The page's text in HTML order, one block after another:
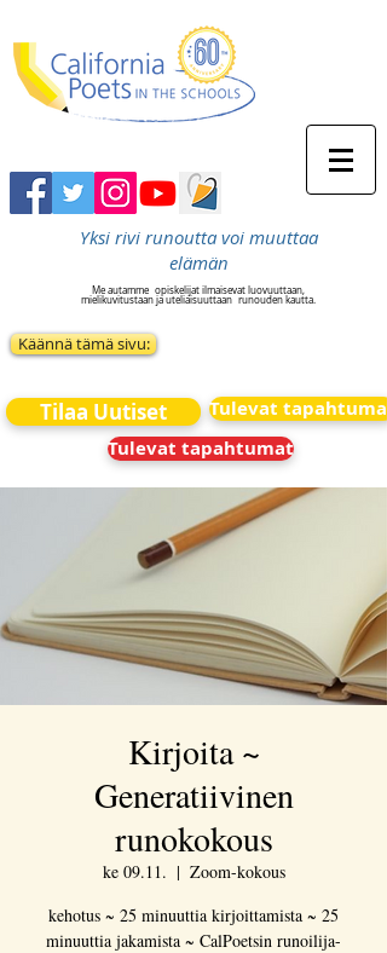
Yksi rivi runoutta voi muuttaa
elämän
Me autamme opiskelijat ilmaisevat luovuuttaan,
mielikuvitustaan ja uteliaisuuttaan runouden kautta.
Käännä tämä sivu:
Tilaa Uutiset
Tulevat tapahtumat
Tulevat tapahtumat
Kirjoita ~
Generatiivinen
runokokous
ke 09.11.
  |
Zoom-kokous
kehotus ~ 25 minuuttia kirjoittamista ~ 25
minuuttia jakamista ~ CalPoetsin runoilija-